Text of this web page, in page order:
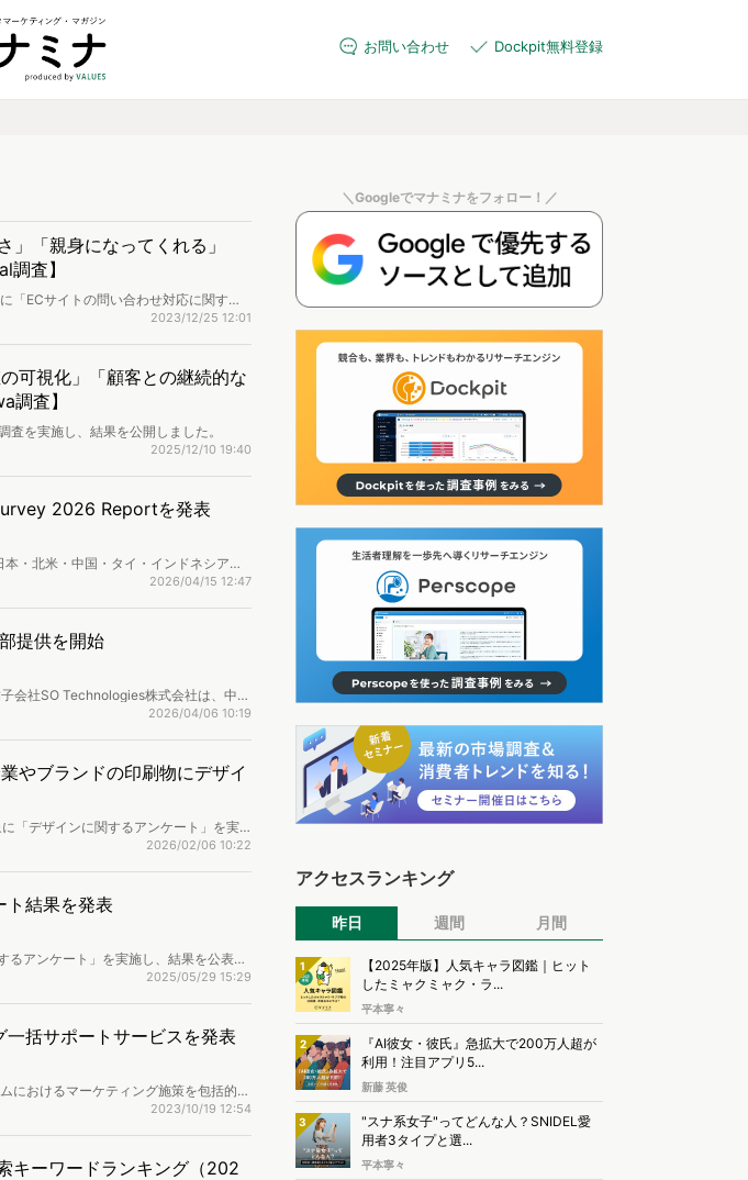
お問い合わせ Dockpit無料登録
「親身になってくれる」
査】
「ECサイトの問い合わせ対応に関する
2023/12/25 12:01
可視化」「顧客との継続的な
調査】
を実施し、結果を公開しました。
2025/12/10 19:40
2026 Reportを発表
・北米・中国・タイ・インドネシアの5
施し、「Global IP Power Survey 2026
2026/04/15 12:47
提供を開始
会社SO Technologies株式会社は、中
ォーム「ADBUY（アドバイ）」の博報
2026/04/06 10:19
やブランドの印刷物にデザイ
「デザインに関するアンケート」を実
2026/02/06 10:22
ト結果を発表
アンケート」を実施し、結果を公表し
2025/05/29 15:29
括サポートサービスを発表
におけるマーケティング施策を包括的に
2023/10/19 12:54
キーワードランキング（202
＼Googleでマナミナをフォロー！／
アクセスランキング
昨日 週間 月間
1
【2025年版】人気キャラ図鑑｜ヒット
したミャクミャク・ラ...
平本寧々
2
『AI彼女・彼氏』急拡大で200万人超が
利用！注目アプリ5...
新藤 英俊
3
"スナ系女子"ってどんな人？SNIDEL愛
用者3タイプと選...
平本寧々